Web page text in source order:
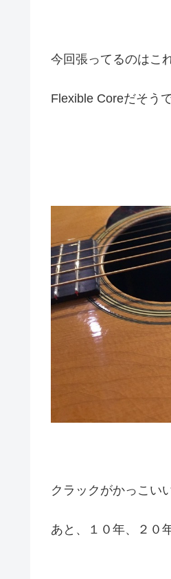
今回張ってるのはこれ
Flexible Coreだそうで
クラックがかっこい
あと、１０年、２０